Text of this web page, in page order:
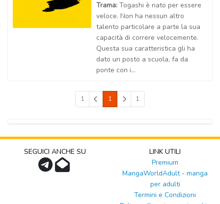
Trama: Togashi è nato per essere
veloce. Non ha nessun altro
talento particolare a parte la sua
capacità di correre velocemente.
Questa sua caratteristica gli ha
dato un posto a scuola, fa da
ponte con i...
1 1 1
SEGUICI ANCHE SU
LINK UTILI
Premium
MangaWorldAdult - manga
per adulti
Termini e Condizioni